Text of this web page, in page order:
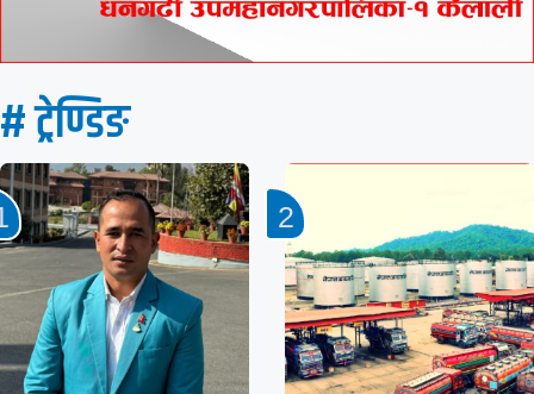
# ट्रेण्डिङ